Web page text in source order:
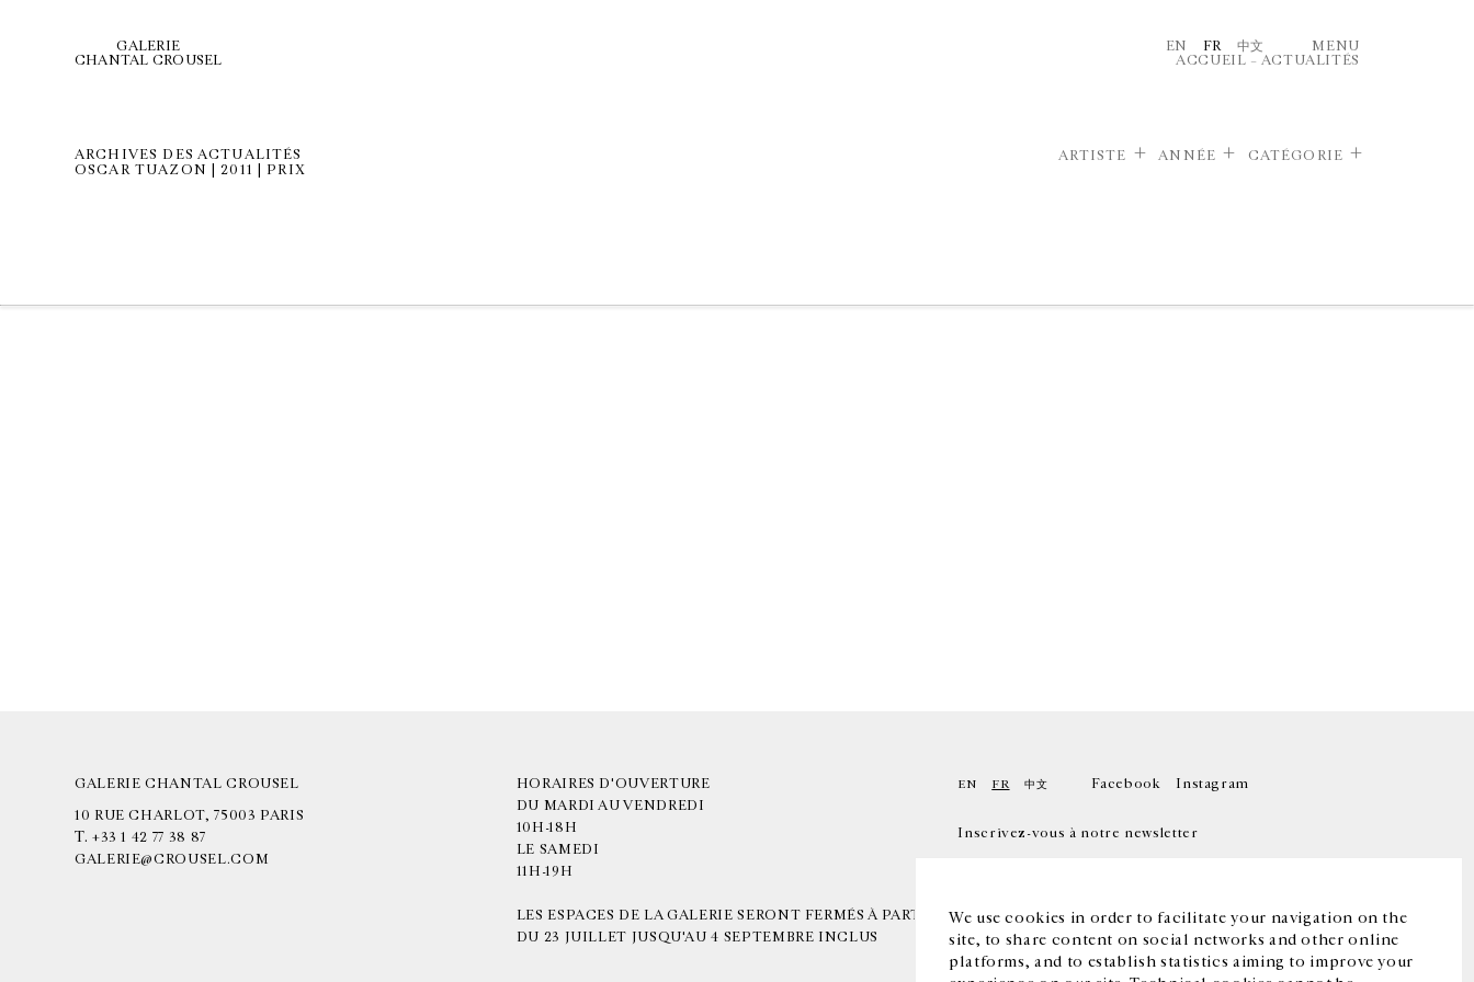
We use cookies in order to facilitate your navigation on the
site, to share content on social networks and other online
platforms, and to establish statistics aiming to improve your
GALERIE
CHANTAL CROUSEL
EN FR 中文
MENU
ACCUEIL – ACTUALITÉS
ARCHIVES DES ACTUALITÉS
OSCAR TUAZON | 2011 | PRIX
ARTISTE ANNÉE CATÉGORIE
GALERIE CHANTAL CROUSEL
10 RUE CHARLOT, 75003 PARIS
T. +33 1 42 77 38 87
GALERIE@CROUSEL.COM
HORAIRES D'OUVERTURE
DU MARDI AU VENDREDI
10H-18H
LE SAMEDI
11H-19H
LES ESPACES DE LA GALERIE SERONT FERMÉS À PARTIR
DU 23 JUILLET JUSQU'AU 4 SEPTEMBRE INCLUS
EN FR 中文 Facebook Instagram
Inscrivez-vous à notre newsletter